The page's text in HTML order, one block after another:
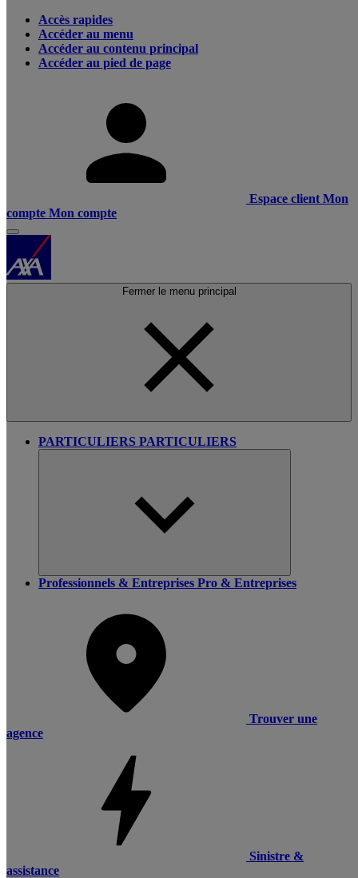
Accès rapides
Accéder au menu
Accéder au contenu principal
Accéder au pied de page
Espace client Mon
compte Mon compte
Fermer le menu principal
PARTICULIERS PARTICULIERS
Professionnels & Entreprises Pro & Entreprises
Trouver une
agence
Sinistre &
assistance